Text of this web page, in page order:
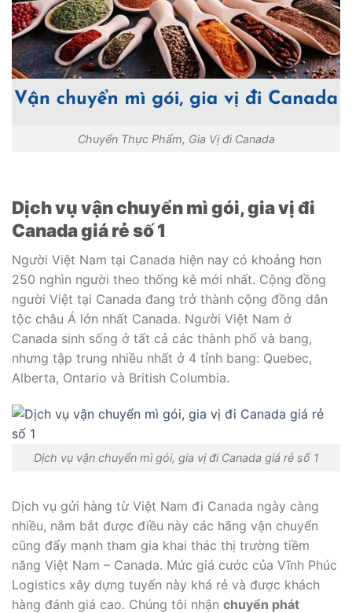
Chuyển Thực Phẩm, Gia Vị đi Canada
Dịch vụ vận chuyển mì gói, gia vị đi
Canada giá rẻ số 1
Người Việt Nam tại Canada hiện nay có khoảng hơn
250 nghìn người theo thống kê mới nhất. Cộng đồng
người Việt tại Canada đang trở thành cộng đồng dân
tộc châu Á lớn nhất Canada. Người Việt Nam ở
Canada sinh sống ở tất cả các thành phố và bang,
nhưng tập trung nhiều nhất ở 4 tỉnh bang: Quebec,
Alberta, Ontario và British Columbia.
Dịch vụ vận chuyển mì gói, gia vị đi Canada giá rẻ số 1
Dịch vụ gửi hàng từ Việt Nam đi Canada ngày càng
nhiều, nắm bắt được điều này các hãng vận chuyển
cũng đẩy mạnh tham gia khai thác thị trường tiềm
năng Việt Nam – Canada. Mức giá cước của Vĩnh Phúc
Logistics xây dựng tuyến này khá rẻ và được khách
hàng đánh giá cao. Chúng tôi nhận chuyển phát